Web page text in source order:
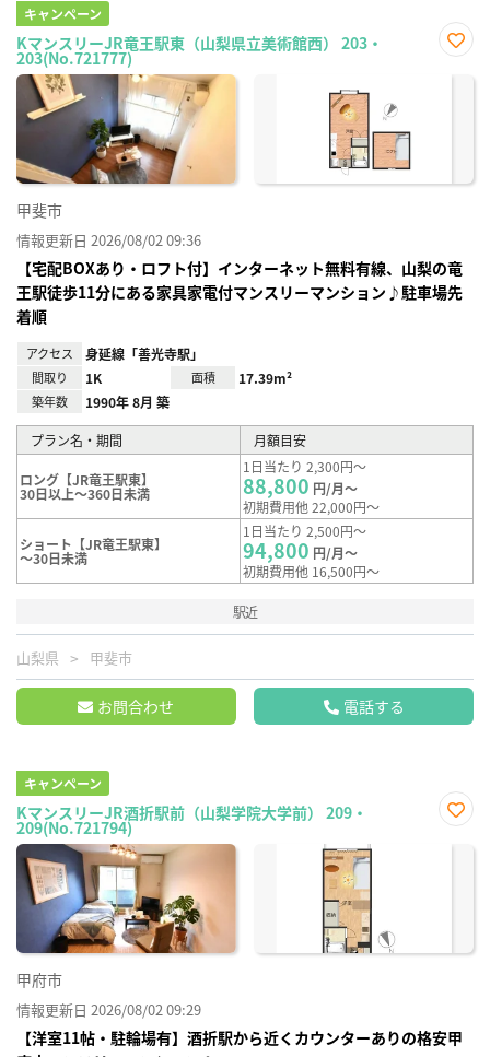
キャンペーン
KマンスリーJR竜王駅東（山梨県立美術館西） 203・
203(No.721777)
に入
甲斐市
情報更新日 2026/08/02 09:36
【宅配BOXあり・ロフト付】インターネット無料有線、山梨の竜
王駅徒歩11分にある家具家電付マンスリーマンション♪駐車場先
着順
アクセス 身延線「善光寺駅」
間取り 1K 面積 17.39m²
築年数 1990年 8月 築
プラン名・期間 月額目安
ロング【JR竜王駅東】
30日以上～360日未満
1日当たり 2,300円～
88,800 円/月～
初期費用他 22,000円～
ショート【JR竜王駅東】
～30日未満
1日当たり 2,500円～
94,800 円/月～
初期費用他 16,500円～
駅近
山梨県 甲斐市
お問合わせ 電話する
キャンペーン
KマンスリーJR酒折駅前（山梨学院大学前） 209・
209(No.721794)
に入
甲府市
情報更新日 2026/08/02 09:29
【洋室11帖・駐輪場有】酒折駅から近くカウンターありの格安甲